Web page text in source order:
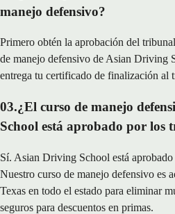
manejo defensivo?
Primero obtén la aprobación del
de manejo defensivo de Asian Driving
entrega tu certificado de finalización al
03.¿El curso de manejo
School está aprobado por los
Sí. Asian Driving School está
Nuestro curso de manejo defensivo es
Texas en todo el estado para eliminar
seguros para descuentos en primas.